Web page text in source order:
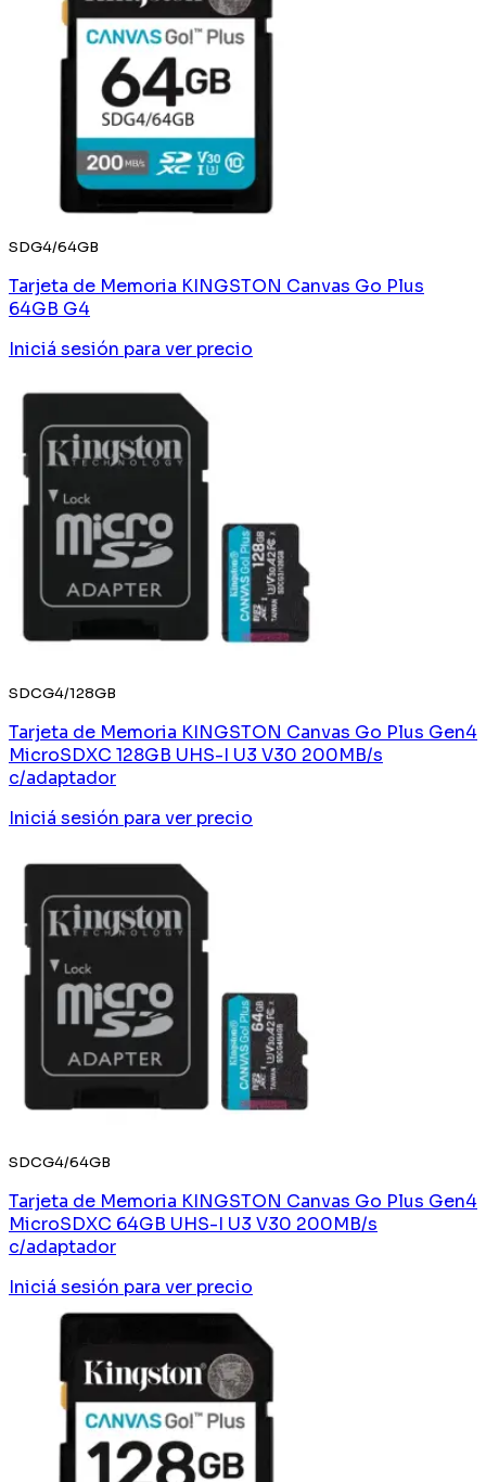
SDG4/64GB
Tarjeta de Memoria KINGSTON Canvas Go Plus
64GB G4
Iniciá sesión para ver precio
SDCG4/128GB
Tarjeta de Memoria KINGSTON Canvas Go Plus Gen4
MicroSDXC 128GB UHS-I U3 V30 200MB/s
c/adaptador
Iniciá sesión para ver precio
SDCG4/64GB
Tarjeta de Memoria KINGSTON Canvas Go Plus Gen4
MicroSDXC 64GB UHS-I U3 V30 200MB/s
c/adaptador
Iniciá sesión para ver precio